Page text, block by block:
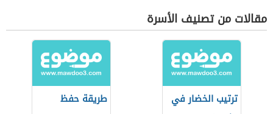
مقالات من تصنيف الأسرة
ترتيب الخضار في
طريقة حفظ